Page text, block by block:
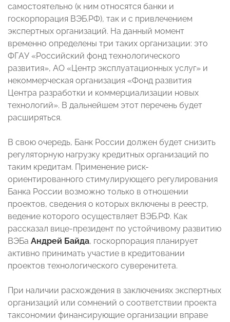
самостоятельно (к ним относятся банки и
госкорпорация ВЭБ.РФ), так и с привлечением
экспертных организаций. На данный момент
временно определены три таких организации: это
ФГАУ «Российский фонд технологического
развития», АО «Центр эксплуатационных услуг» и
некоммерческая организация «Фонд развития
Центра разработки и коммерциализации новых
технологий». В дальнейшем этот перечень будет
расширяться.
В свою очередь, Банк России должен будет снизить
регуляторную нагрузку кредитных организаций по
таким кредитам. Применение риск-
ориентированного стимулирующего регулирования
Банка России возможно только в отношении
проектов, сведения о которых включены в реестр,
ведение которого осуществляет ВЭБ.РФ. Как
рассказал вице-президент по устойчивому развитию
ВЭБа Андрей Байда, госкорпорация планирует
активно принимать участие в кредитовании
проектов технологического суверенитета.
При наличии расхождения в заключениях экспертных
организаций или сомнений о соответствии проекта
таксономии финансирующие организации вправе